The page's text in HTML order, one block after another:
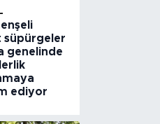
süpürgeler
genelinde
ediyor